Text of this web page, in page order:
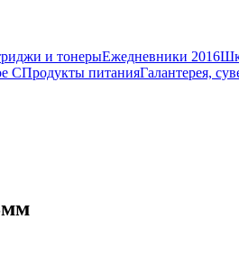
и тонерыЕжедневники 2016
СПродукты питанияГалантерея,